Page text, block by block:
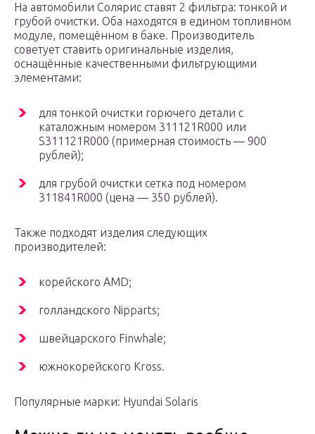
На автомобили Солярис ставят 2 фильтра: тонкой и
грубой очистки. Оба находятся в едином топливном
модуле, помещённом в баке. Производитель
советует ставить оригинальные изделия,
оснащённые качественными фильтрующими
элементами:
для тонкой очистки горючего детали с
каталожным номером 311121R000 или
S311121R000 (примерная стоимость — 900
рублей);
для грубой очистки сетка под номером
311841R000 (цена — 350 рублей).
Также подходят изделия следующих
производителей:
корейского AMD;
голландского Nipparts;
швейцарского Finwhale;
южнокорейского Kross.
Популярные марки: Hyundai Solaris